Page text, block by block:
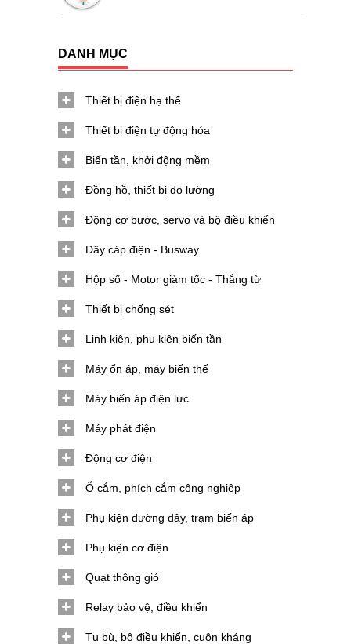
DANH MỤC
Thiết bị điện hạ thế
Thiết bị điện tự động hóa
Biến tần, khởi động mềm
Đồng hồ, thiết bị đo lường
Động cơ bước, servo và bộ điều khiển
Dây cáp điện - Busway
Hộp số - Motor giảm tốc - Thắng từ
Thiết bị chống sét
Linh kiện, phụ kiện biến tần
Máy ổn áp, máy biến thế
Máy biến áp điện lực
Máy phát điện
Động cơ điện
Ổ cắm, phích cắm công nghiệp
Phụ kiện đường dây, trạm biến áp
Phụ kiện cơ điện
Quạt thông gió
Relay bảo vệ, điều khiển
Tụ bù, bộ điều khiển, cuộn kháng